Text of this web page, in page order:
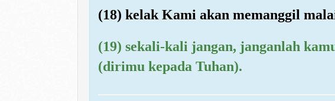
(18) kelak Kami akan memanggil
(19) sekali-kali jangan, janganlah
(dirimu kepada Tuhan).